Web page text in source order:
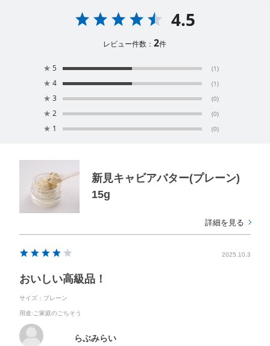
4.5
レビュー件数：2件
★ 5 (1)
★ 4 (1)
★ 3 (0)
★ 2 (0)
★ 1 (0)
新見キャビアバター(プレーン)
15g
詳細を見る
2025.10.3
おいしい高級品！
サイズ：プレーン
用途:ご家庭のごちそう
らぶみらい